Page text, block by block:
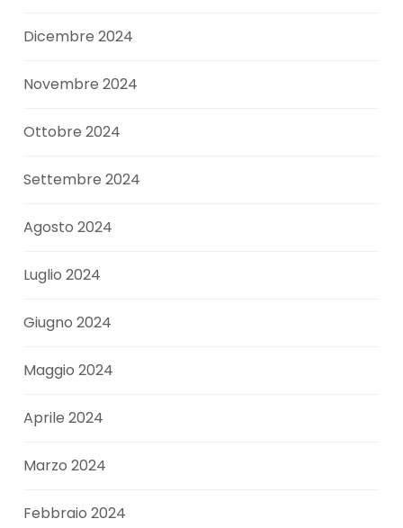
Dicembre 2024
Novembre 2024
Ottobre 2024
Settembre 2024
Agosto 2024
Luglio 2024
Giugno 2024
Maggio 2024
Aprile 2024
Marzo 2024
Febbraio 2024